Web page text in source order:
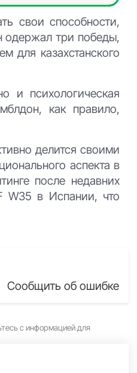
свои способности,
одержал три победы,
для казахстанского
и психологическая
как правило,
делится своими
аспекта в
после недавних
W35 в Испании, что
Сообщить об ошибке
с информацией для